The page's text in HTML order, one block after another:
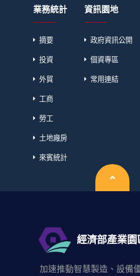
業務統計
摘要
投資
外貿
工商
勞工
土地廠房
來賓統計
資訊園地
政府資訊公開
個資專區
常用連結
經濟部產業園
加速推動智慧製造、設備